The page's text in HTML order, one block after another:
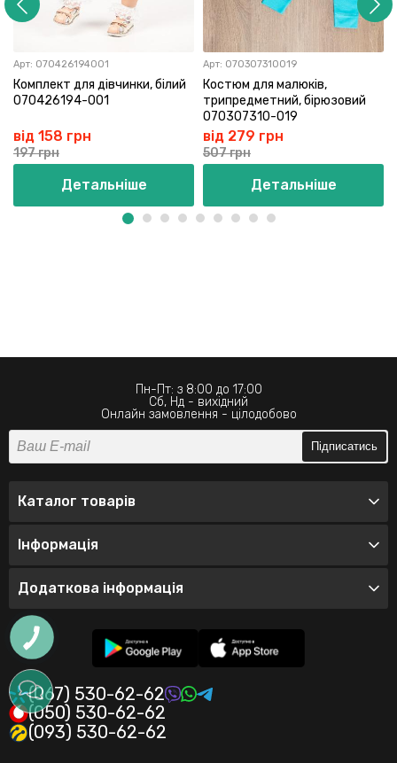
Арт: 070426194001
Комплект для дівчинки, білий
070426194-001
від 158 грн
197 грн
Детальніше
Арт: 070307310019
Костюм для малюків,
трипредметний, бірюзовий
070307310-019
від 279 грн
507 грн
Детальніше
Пн-Пт: з 8:00 до 17:00
Сб, Нд - вихідний
Онлайн замовлення - цілодобово
Підписатись
Каталог товарів
Інформація
Додаткова інформація
(067) 530-62-62
(050) 530-62-62
(093) 530-62-62